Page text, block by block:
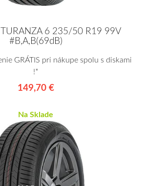
6 235/50 R19 99V
#B,A,B(69dB)
GRÁTIS pri nákupe spolu s diskami
!*
149,70 €
Na Sklade